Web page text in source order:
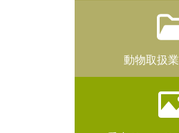
動物取扱